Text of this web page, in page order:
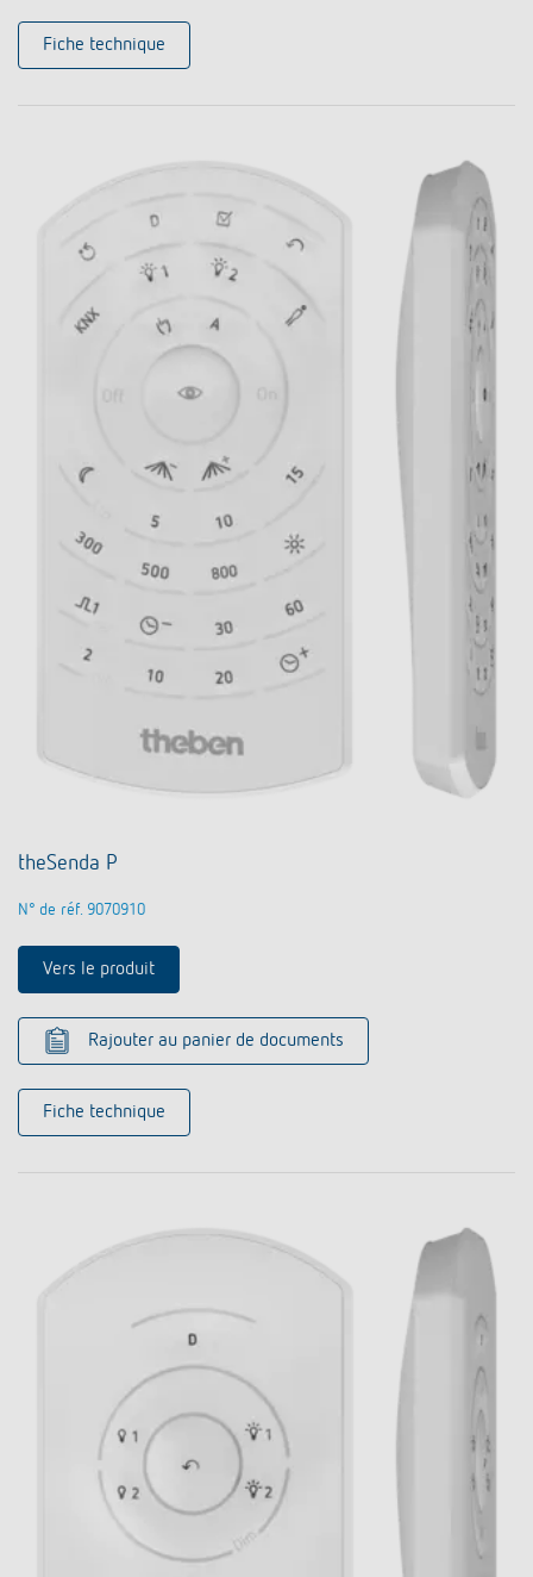
Fiche technique
theSenda P
N° de réf. 9070910
Vers le produit
Rajouter au panier de documents
Fiche technique